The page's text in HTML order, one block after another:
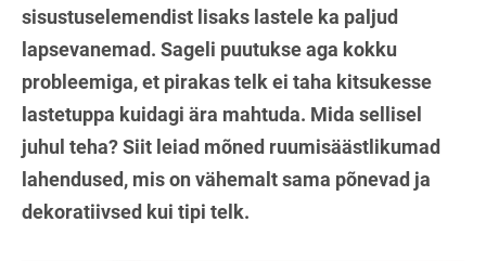
sisustuselemendist lisaks lastele ka paljud
lapsevanemad. Sageli puutukse aga kokku
probleemiga, et pirakas telk ei taha kitsukesse
lastetuppa kuidagi ära mahtuda. Mida sellisel
juhul teha? Siit leiad mõned ruumisäästlikumad
lahendused, mis on vähemalt sama põnevad ja
dekoratiivsed kui tipi telk.